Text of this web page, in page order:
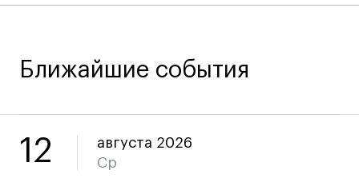
Блог
Преподаватели
Ближайшие события
12
августа 2026
Ср